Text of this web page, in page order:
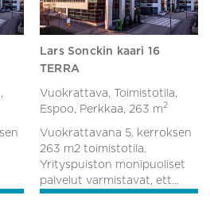
Lars Sonckin kaari 16
TERRA
Vuokrattava, Toimistotila,
Espoo, Perkkaa, 263 m2
Vuokrattavana 5. kerroksen
263 m2 toimistotila.
Yrityspuiston monipuoliset
palvelut varmistavat, ett...